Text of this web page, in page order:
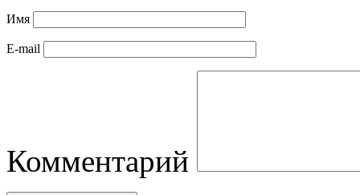
Имя
E-mail
Комментарий